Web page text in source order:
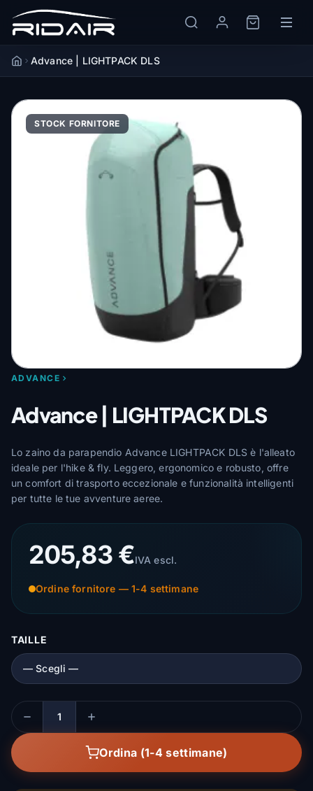
AccueilAdvance | LIGHTPACK DLS
STOCK FORNITORE
ADVANCE
Advance | LIGHTPACK DLS
Lo zaino da parapendio Advance LIGHTPACK DLS è l'alleato
ideale per l'hike & fly. Leggero, ergonomico e robusto, offre
un comfort di trasporto eccezionale e funzionalità intelligenti
per tutte le tue avventure aeree.
205,83 €IVA escl.
Ordine fornitore — 1-4 settimane
TAILLE
Quantità
Ordina (1-4 settimane)